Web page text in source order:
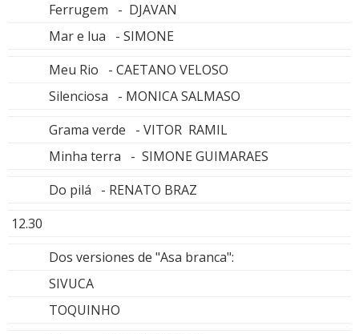
Ferrugem - DJAVAN
Mar e lua - SIMONE
Meu Rio - CAETANO VELOSO
Silenciosa - MONICA SALMASO
Grama verde - VITOR RAMIL
Minha terra - SIMONE GUIMARAES
Do pilá - RENATO BRAZ
12.30
Dos versiones de "Asa branca":
SIVUCA
TOQUINHO